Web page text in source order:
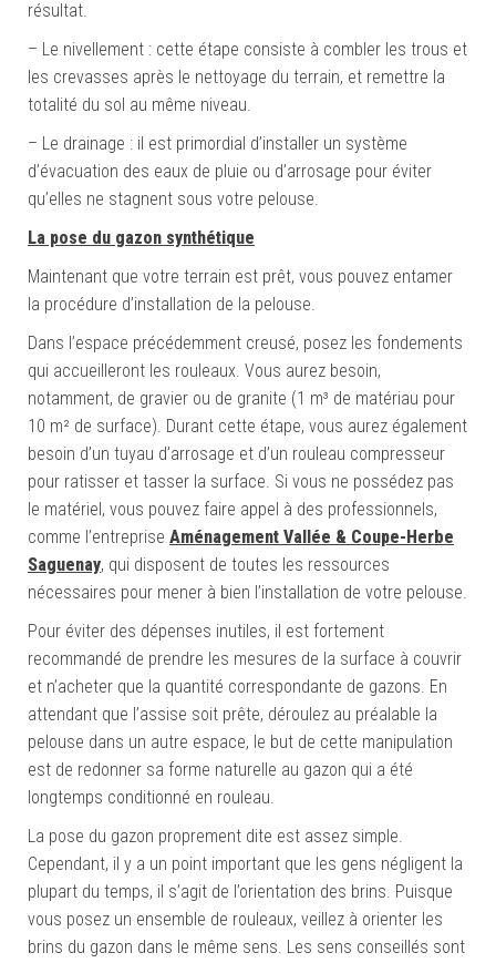
résultat.
– Le nivellement : cette étape consiste à combler les trous et
les crevasses après le nettoyage du terrain, et remettre la
totalité du sol au même niveau.
– Le drainage : il est primordial d’installer un système
d’évacuation des eaux de pluie ou d’arrosage pour éviter
qu’elles ne stagnent sous votre pelouse.
La pose du gazon synthétique
Maintenant que votre terrain est prêt, vous pouvez entamer
la procédure d’installation de la pelouse.
Dans l’espace précédemment creusé, posez les fondements
qui accueilleront les rouleaux. Vous aurez besoin,
notamment, de gravier ou de granite (1 m³ de matériau pour
10 m² de surface). Durant cette étape, vous aurez également
besoin d’un tuyau d’arrosage et d’un rouleau compresseur
pour ratisser et tasser la surface. Si vous ne possédez pas
le matériel, vous pouvez faire appel à des professionnels,
comme l’entreprise Aménagement Vallée & Coupe-Herbe
Saguenay, qui disposent de toutes les ressources
nécessaires pour mener à bien l’installation de votre pelouse.
Pour éviter des dépenses inutiles, il est fortement
recommandé de prendre les mesures de la surface à couvrir
et n’acheter que la quantité correspondante de gazons. En
attendant que l’assise soit prête, déroulez au préalable la
pelouse dans un autre espace, le but de cette manipulation
est de redonner sa forme naturelle au gazon qui a été
longtemps conditionné en rouleau.
La pose du gazon proprement dite est assez simple.
Cependant, il y a un point important que les gens négligent la
plupart du temps, il s’agit de l’orientation des brins. Puisque
vous posez un ensemble de rouleaux, veillez à orienter les
brins du gazon dans le même sens. Les sens conseillés sont